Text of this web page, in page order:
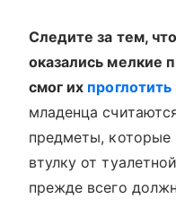
Следите за тем,
оказались мелкие
смог их проглотить
младенца
предметы, которые
втулку от
прежде всего